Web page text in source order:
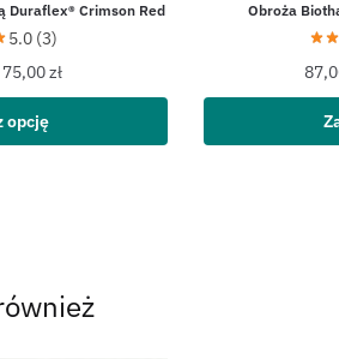
Duraflex® Crimson Red
5.0 (3)
75,00zł
opcję
Obroża